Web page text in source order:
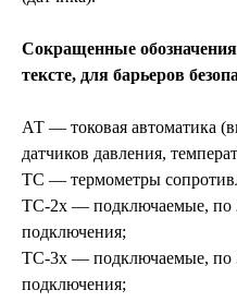
Сокращенные
тексте, для барьеров
АТ — токовая автоматика
датчиков давления,
ТС — термометры
ТС-2х — подключаемые, по
подключения;
ТС-3х — подключаемые, по
подключения;